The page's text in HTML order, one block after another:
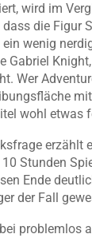
wird im
die Figur
wenig
Gabriel
Wer
wohl etwas
erzählt
Stunden
Ende
der Fall
problemlos